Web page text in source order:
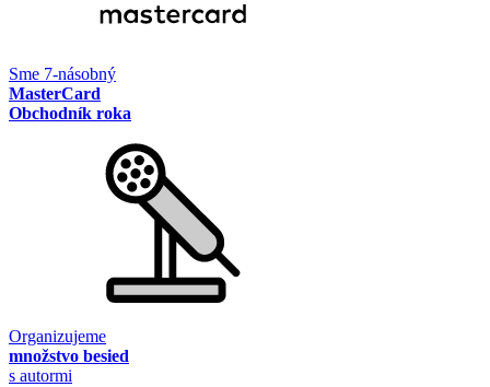
Sme 7-násobný
MasterCard
Obchodník roka
Organizujeme
množstvo besied
s autormi